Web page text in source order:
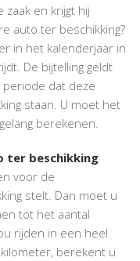
en krijgt hij
auto ter beschikking?
in het kalenderjaar in
De bijtelling geldt
periode dat deze
staan. U moet het
berekenen.
ter beschikking
voor de
stelt. Dan moet u
tot het aantal
rijden in een heel
berekent u